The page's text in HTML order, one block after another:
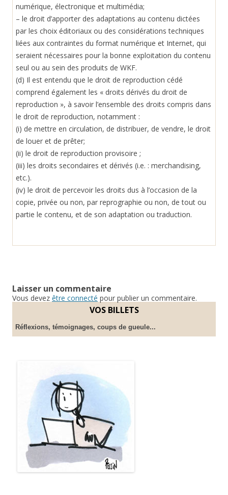
numérique, électronique et multimédia;
– le droit d’apporter des adaptations au contenu dictées
par les choix éditoriaux ou des considérations techniques
liées aux contraintes du format numérique et Internet, qui
seraient nécessaires pour la bonne exploitation du contenu
seul ou au sein des produits de WKF.
(d) Il est entendu que le droit de reproduction cédé
comprend également les « droits dérivés du droit de
reproduction », à savoir l’ensemble des droits compris dans
le droit de reproduction, notamment :
(i) de mettre en circulation, de distribuer, de vendre, le droit
de louer et de prêter;
(ii) le droit de reproduction provisoire ;
(iii) les droits secondaires et dérivés (i.e. : merchandising,
etc.).
(iv) le droit de percevoir les droits dus à l’occasion de la
copie, privée ou non, par reprographie ou non, de tout ou
partie le contenu, et de son adaptation ou traduction.
Laisser un commentaire
Vous devez être connecté pour publier un commentaire.
VOS BILLETS
Réflexions, témoignages, coups de gueule...